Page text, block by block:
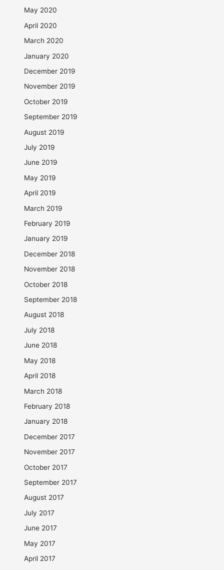
May 2020
April 2020
March 2020
January 2020
December 2019
November 2019
October 2019
September 2019
August 2019
July 2019
June 2019
May 2019
April 2019
March 2019
February 2019
January 2019
December 2018
November 2018
October 2018
September 2018
August 2018
July 2018
June 2018
May 2018
April 2018
March 2018
February 2018
January 2018
December 2017
November 2017
October 2017
September 2017
August 2017
July 2017
June 2017
May 2017
April 2017